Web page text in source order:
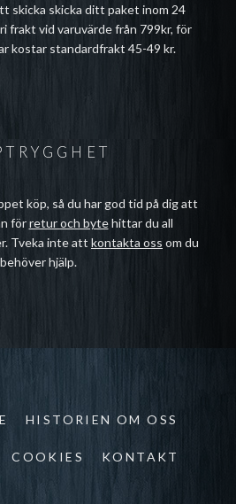
skicka skicka ditt paket inom 24
frakt vid varuvärde från 799kr, för
kostar standardfrakt 45-49 kr.
köp, så du har god tid på dig att
förretur och bytehittar du all
Tveka inte att kontakta oss om du
behöver hjälp.
HISTORIEN OM OSS
COOKIES KONTAKT